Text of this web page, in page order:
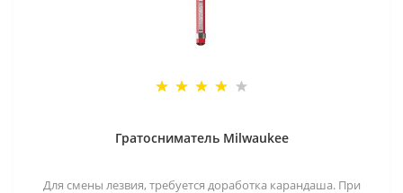
Гратосниматель Milwaukee
Для смены лезвия, требуется доработка карандаша. При